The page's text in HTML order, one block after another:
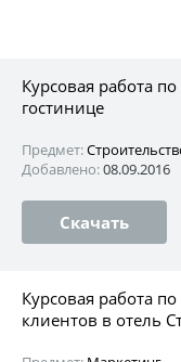
Курсовая работа
гостинице
Предмет:
Добавлено:08.09.2016
Скачать
Курсовая работа
клиентов в отель